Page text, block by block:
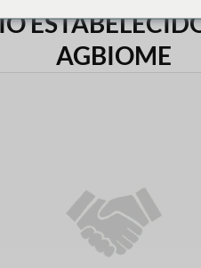
AGBIOME